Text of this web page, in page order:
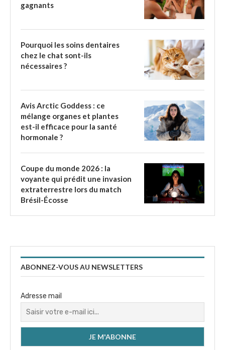
gagnants
Pourquoi les soins dentaires
chez le chat sont-ils
nécessaires ?
Avis Arctic Goddess : ce
mélange organes et plantes
est-il efficace pour la santé
hormonale ?
Coupe du monde 2026 : la
voyante qui prédit une invasion
extraterrestre lors du match
Brésil-Écosse
ABONNEZ-VOUS AU NEWSLETTERS
Adresse mail